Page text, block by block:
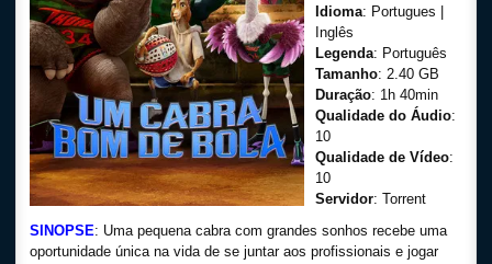
Idioma: Portugues |
Inglês
Legenda: Português
Tamanho: 2.40 GB
Duração: 1h 40min
Qualidade do Áudio:
10
Qualidade de Vídeo:
10
Servidor: Torrent
SINOPSE: Uma pequena cabra com grandes sonhos recebe uma
oportunidade única na vida de se juntar aos profissionais e jogar